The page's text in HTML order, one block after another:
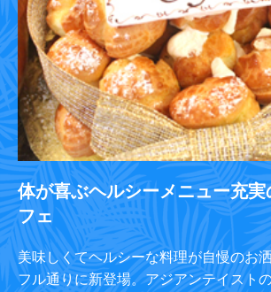
体が喜ぶヘルシーメニュー充実
フェ
美味しくてヘルシーな料理が自慢のお
フル通りに新登場。アジアンテイスト